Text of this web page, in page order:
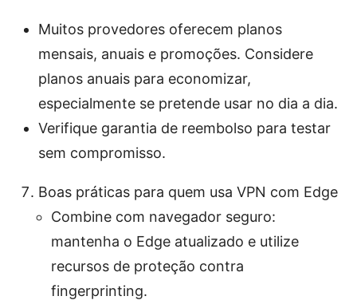
Muitos provedores oferecem planos
mensais, anuais e promoções. Considere
planos anuais para economizar,
especialmente se pretende usar no dia a dia.
Verifique garantia de reembolso para testar
sem compromisso.
Boas práticas para quem usa VPN com Edge
Combine com navegador seguro:
mantenha o Edge atualizado e utilize
recursos de proteção contra
fingerprinting.